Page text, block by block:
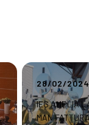
28/02/
IEG AMPLIA